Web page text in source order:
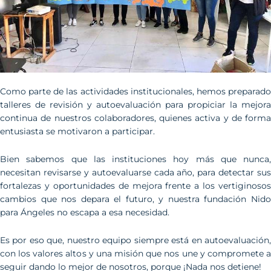
Como parte de las actividades institucionales, hemos preparado
talleres de revisión y autoevaluación para propiciar la mejora
continua de nuestros colaboradores, quienes activa y de forma
entusiasta se motivaron a participar.
Bien sabemos que las instituciones hoy más que nunca,
necesitan revisarse y autoevaluarse cada año, para detectar sus
fortalezas y oportunidades de mejora frente a los vertiginosos
cambios que nos depara el futuro, y nuestra fundación Nido
para Ángeles no escapa a esa necesidad.
Es por eso que, nuestro equipo siempre está en autoevaluación,
con los valores altos y una misión que nos une y compromete a
seguir dando lo mejor de nosotros, porque ¡Nada nos detiene!